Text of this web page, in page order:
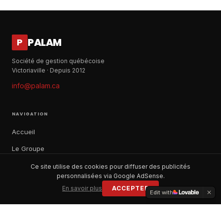
P PALAM
Société de gestion québécoise
Victoriaville · Depuis 2012
info@palam.ca
NAVIGATION
Accueil
Le Groupe
Notre histoire
Ce site utilise des cookies pour diffuser des publicités
personnalisées via Google AdSense.
En savoir plus
ACCEPTER
Edit with